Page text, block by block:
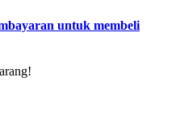
untuk membeli